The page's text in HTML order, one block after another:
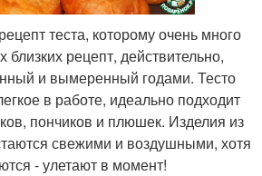
теста, которому очень много
рецепт, действительно,
и вымеренный годами. Тесто
в работе, идеально подходит
пончиков и плюшек. Изделия из
свежими и воздушными, хотя
- улетают в момент!